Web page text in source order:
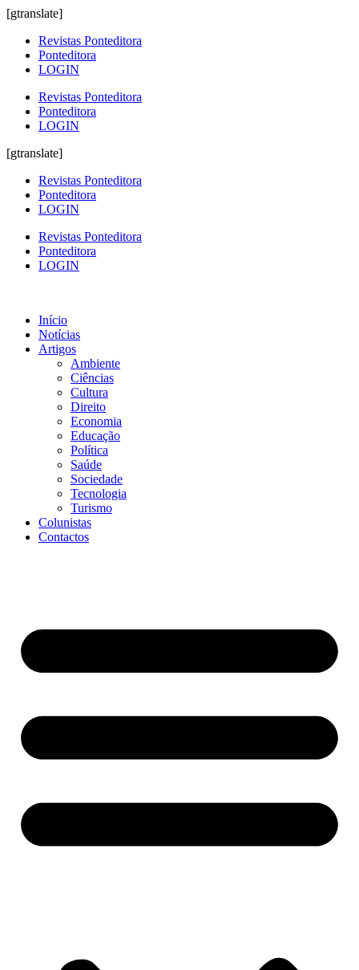
[gtranslate]
Revistas Ponteditora
Ponteditora
LOGIN
Revistas Ponteditora
Ponteditora
LOGIN
[gtranslate]
Revistas Ponteditora
Ponteditora
LOGIN
Revistas Ponteditora
Ponteditora
LOGIN
Início
Notícias
Artigos
Ambiente
Ciências
Cultura
Direito
Economia
Educação
Política
Saúde
Sociedade
Tecnologia
Turismo
Colunistas
Contactos